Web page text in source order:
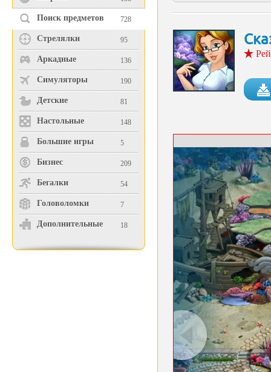
Поиск предметов 728
Стрелялки 95
Аркадные 136
Симуляторы 190
Детские 81
Настольные 148
Большие игры 5
Бизнес 209
Бегалки 54
Головоломки 7
Дополнительные 18